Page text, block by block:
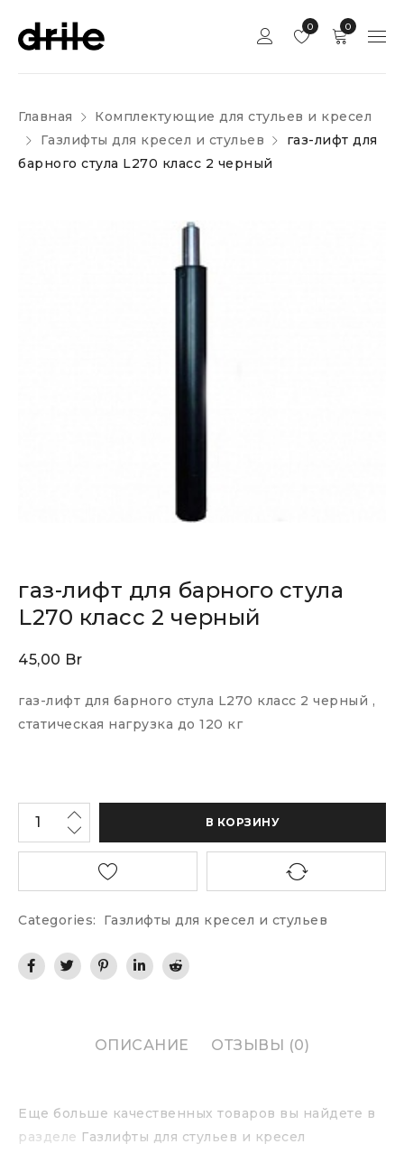
0
0
Главная
Комплектующие для стульев и кресел
Газлифты для кресел и стульев
газ-лифт для
барного стула L270 класс 2 черный
газ-лифт для барного стула
L270 класс 2 черный
45,00 Br
газ-лифт для барного стула L270 класс 2 черный ,
статическая нагрузка до 120 кг
В КОРЗИНУ
Categories: Газлифты для кресел и стульев
ОПИСАНИЕ ОТЗЫВЫ (0)
Еще больше качественных товаров вы найдете в
разделе Газлифты для стульев и кресел